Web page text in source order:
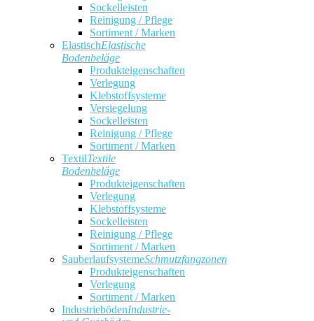
Sockelleisten
Reinigung / Pflege
Sortiment / Marken
ElastischElastische
Bodenbeläge
Produkteigenschaften
Verlegung
Klebstoffsysteme
Versiegelung
Sockelleisten
Reinigung / Pflege
Sortiment / Marken
TextilTextile
Bodenbeläge
Produkteigenschaften
Verlegung
Klebstoffsysteme
Sockelleisten
Reinigung / Pflege
Sortiment / Marken
SauberlaufsystemeSchmutzfangzonen
Produkteigenschaften
Verlegung
Sortiment / Marken
IndustriebödenIndustrie-